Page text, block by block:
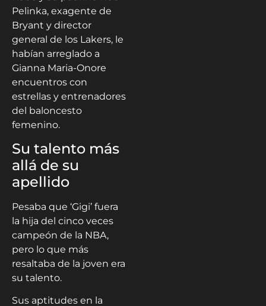
Pelinka, exagente de
Bryant y director
general de los Lakers, le
habían arreglado a
Gianna Maria-Onore
encuentros con
estrellas y entrenadores
del baloncesto
femenino.
Su talento más
allá de su
apellido
Pesaba que ‘Gigi’ fuera
la hija del cinco veces
campeón de la NBA,
pero lo que más
resaltaba de la joven era
su talento.
Sus aptitudes en la